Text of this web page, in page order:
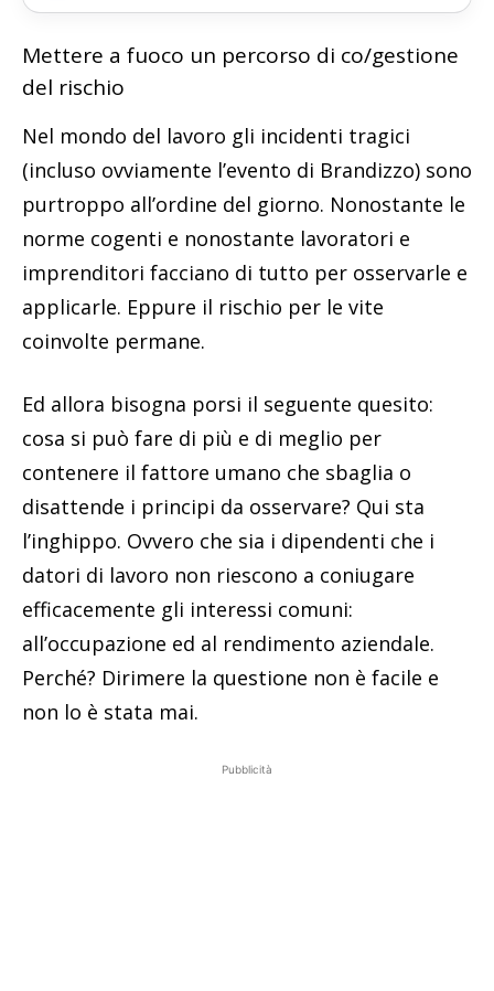
Mettere a fuoco un percorso di co/gestione
del rischio
Nel mondo del lavoro gli incidenti tragici
(incluso ovviamente l’evento di Brandizzo) sono
purtroppo all’ordine del giorno. Nonostante le
norme cogenti e nonostante lavoratori e
imprenditori facciano di tutto per osservarle e
applicarle. Eppure il rischio per le vite
coinvolte permane.
Ed allora bisogna porsi il seguente quesito:
cosa si può fare di più e di meglio per
contenere il fattore umano che sbaglia o
disattende i principi da osservare? Qui sta
l’inghippo. Ovvero che sia i dipendenti che i
datori di lavoro non riescono a coniugare
efficacemente gli interessi comuni:
all’occupazione ed al rendimento aziendale.
Perché? Dirimere la questione non è facile e
non lo è stata mai.
Pubblicità